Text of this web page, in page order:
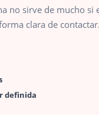
no sirve de mucho
clara de contactar.
definida